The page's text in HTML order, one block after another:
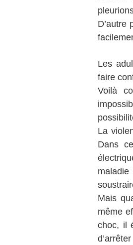
D’autre
Les
faire
Voilà
La
Dans
Mais
même
choc, il